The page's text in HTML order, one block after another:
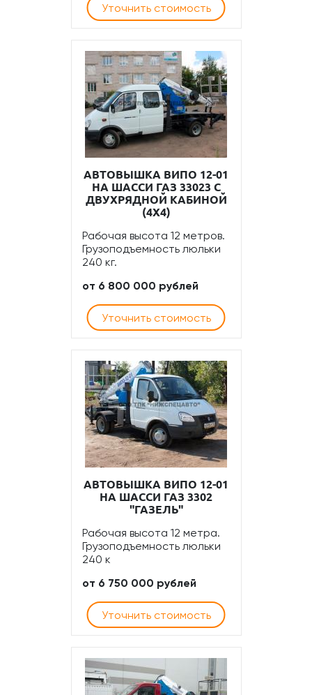
Уточнить стоимость
АВТОВЫШКА ВИПО 12-01
НА ШАССИ ГАЗ 33023 С
ДВУХРЯДНОЙ КАБИНОЙ
(4Х4)
Рабочая высота 12 метров.
Грузоподъемность люльки
240 кг.
от 6 800 000 рублей
Уточнить стоимость
АВТОВЫШКА ВИПО 12-01
НА ШАССИ ГАЗ 3302
"ГАЗЕЛЬ"
Рабочая высота 12 метра.
Грузоподъемность люльки
240 к
от 6 750 000 рублей
Уточнить стоимость